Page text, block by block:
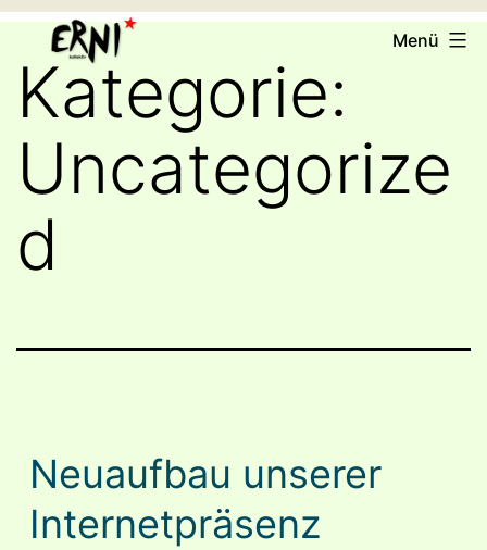
Zum
Inhalt
springen
ERNI
e.V.
Menü
Kategorie:
Uncategorize
d
Neuaufbau unserer
Internetpräsenz